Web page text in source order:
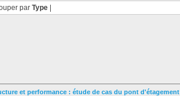
par Type|
et performance : étude de cas du pont d'étagement